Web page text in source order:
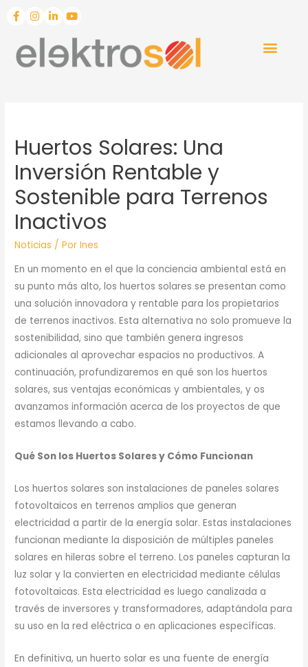
Huertos Solares: Una
Inversión Rentable y
Sostenible para Terrenos
Inactivos
Noticias / PorInes
En un momento en el que la conciencia ambiental está en
su punto más alto, los huertos solares se presentan como
una solución innovadora y rentable para los propietarios
de terrenos inactivos. Esta alternativa no solo promueve la
sostenibilidad, sino que también genera ingresos
adicionales al aprovechar espacios no productivos. A
continuación, profundizaremos en qué son los huertos
solares, sus ventajas económicas y ambientales, y os
avanzamos información acerca de los proyectos de que
estamos llevando a cabo.
Qué Son los Huertos Solares y Cómo Funcionan
Los huertos solares son instalaciones de paneles solares
fotovoltaicos en terrenos amplios que generan
electricidad a partir de la energía solar. Estas instalaciones
funcionan mediante la disposición de múltiples paneles
solares en hileras sobre el terreno. Los paneles capturan la
luz solar y la convierten en electricidad mediante células
fotovoltaicas. Esta electricidad es luego canalizada a
través de inversores y transformadores, adaptándola para
su uso en la red eléctrica o en aplicaciones específicas.
En definitiva, un huerto solar es una fuente de energía